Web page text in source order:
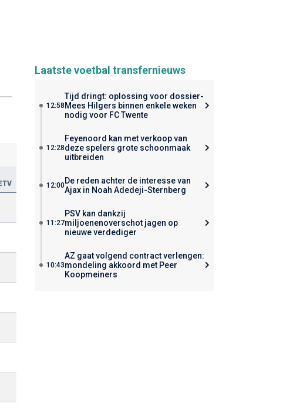
ETV
Laatste voetbal transfernieuws
12:58
Tijd dringt: oplossing voor dossier-
Mees Hilgers binnen enkele weken
nodig voor FC Twente
12:28
Feyenoord kan met verkoop van
deze spelers grote schoonmaak
uitbreiden
12:00De reden achter de interesse van
Ajax in Noah Adedeji-Sternberg
11:27
PSV kan dankzij
miljoenenoverschot jagen op
nieuwe verdediger
10:43
AZ gaat volgend contract verlengen:
mondeling akkoord met Peer
Koopmeiners